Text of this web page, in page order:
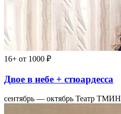
16+ от 1000 ₽
Двое в небе + стюардесса
сентябрь — октябрь Театр ТМИН